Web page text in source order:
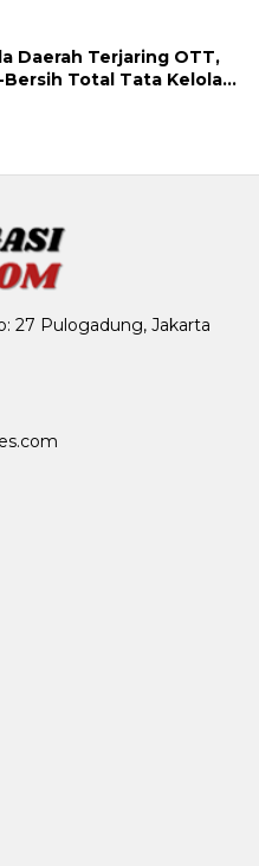
Daerah Terjaring OTT,
Total Tata Kelola
27 Pulogadung, Jakarta